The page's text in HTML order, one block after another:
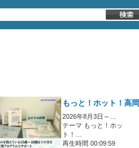
もっと！ホット！高岡
2026年8月3日～…
テーマ もっと！ホッ
ト！…
再生時間 00:09:59